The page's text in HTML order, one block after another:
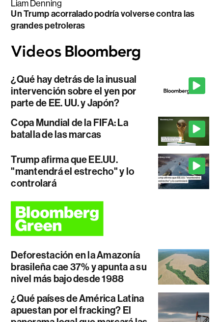
Liam Denning
Un Trump acorralado podría volverse contra las
grandes petroleras
¿Qué hay detrás de la inusual
intervención sobre el yen por
parte de EE. UU. y Japón?
Copa Mundial de la FIFA: La
batalla de las marcas
Trump afirma que EE.UU.
"mantendrá el estrecho" y lo
controlará
Deforestación en la Amazonía
brasileña cae 37% y apunta a su
nivel más bajo desde 1988
¿Qué países de América Latina
apuestan por el fracking? El